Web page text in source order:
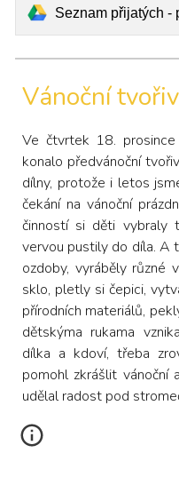
Seznam přijatých -
Vánoční
Ve čtvrtek 18.
konalo předvánoční
dílny, protože i letos
čekání na vánoční
činností si děti
vervou pustily do díla. A
ozdoby, vyráběly různé
sklo, pletly si čepici,
přírodních materiálů,
dětskýma rukama
dílka a kdoví, třeba
pomohl zkrášlit vánoční
udělal radost pod